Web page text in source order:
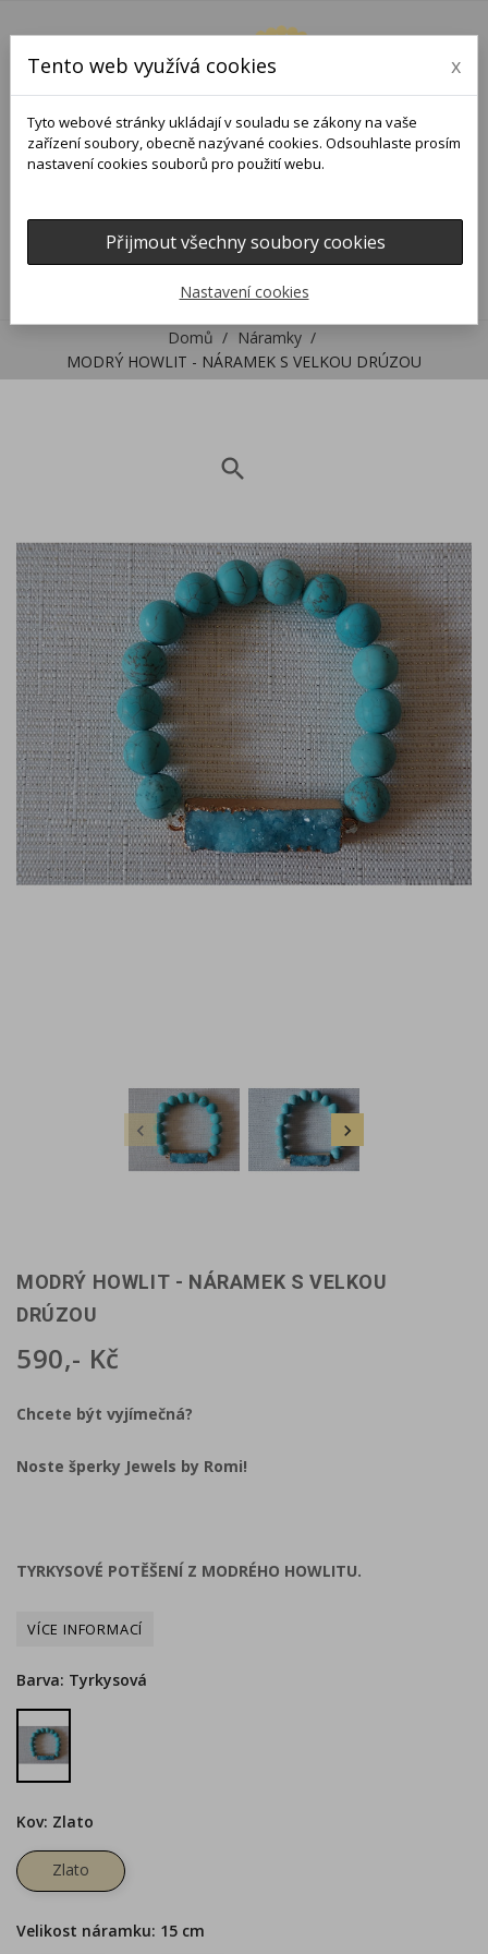
Domů
Náramky
MODRÝ HOWLIT - NÁRAMEK S VELKOU DRÚZOU
search
 
MODRÝ HOWLIT - NÁRAMEK S VELKOU
DRÚZOU
590,- Kč
Chcete být vyjímečná?
Noste šperky Jewels by Romi!
TYRKYSOVÉ POTĚŠENÍ Z MODRÉHO HOWLITU.
Barva: Tyrkysová
Tyrkysová
Kov: Zlato
Zlato
Velikost náramku: 15 cm
Tento web využívá cookies x
Tyto webové stránky ukládají v souladu se zákony na vaše
zařízení soubory, obecně nazývané cookies. Odsouhlaste prosím
nastavení cookies souborů pro použití webu.
Přijmout všechny soubory cookies
Nastavení cookies